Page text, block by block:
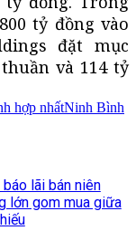
tỷ đồng vào
đặt mục
và 114 tỷ
hợp nhấtNinh Bình
lãi bán niên
lớn gom mua giữa